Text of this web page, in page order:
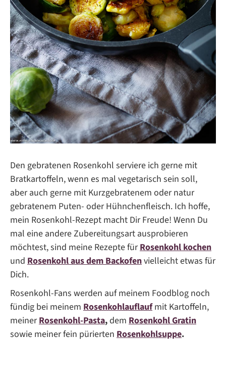
Den gebratenen Rosenkohl serviere ich gerne mit
Bratkartoffeln, wenn es mal vegetarisch sein soll,
aber auch gerne mit Kurzgebratenem oder natur
gebratenem Puten- oder Hühnchenfleisch. Ich hoffe,
mein Rosenkohl-Rezept macht Dir Freude! Wenn Du
mal eine andere Zubereitungsart ausprobieren
möchtest, sind meine Rezepte fürRosenkohl kochen
und Rosenkohl aus dem Backofenvielleicht etwas für
Dich.
Rosenkohl-Fans werden auf meinem Foodblog noch
fündig bei meinem Rosenkohlauflauf mit Kartoffeln,
meinerRosenkohl-Pasta,dem Rosenkohl Gratin
sowie meiner fein pürierten Rosenkohlsuppe.